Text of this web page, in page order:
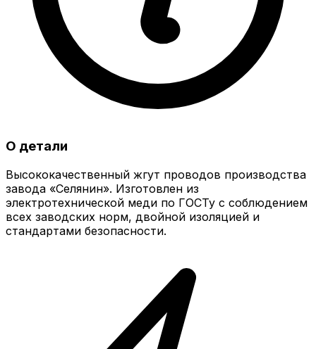
О детали
Высококачественный жгут проводов производства
завода «Селянин». Изготовлен из
электротехнической меди по ГОСТу с соблюдением
всех заводских норм, двойной изоляцией и
стандартами безопасности.